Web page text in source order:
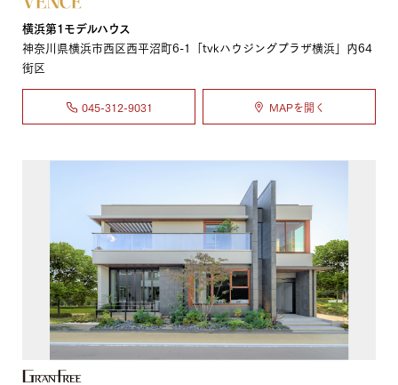
横浜第1モデルハウス
神奈川県横浜市西区西平沼町6-1「tvkハウジングプラザ横浜」内64
街区
045-312-9031 MAPを開く